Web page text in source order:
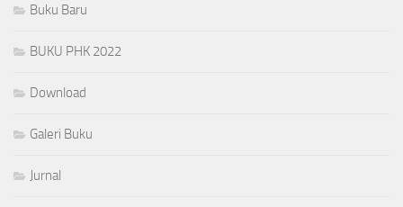
Buku Baru
BUKU PHK 2022
Download
Galeri Buku
Jurnal